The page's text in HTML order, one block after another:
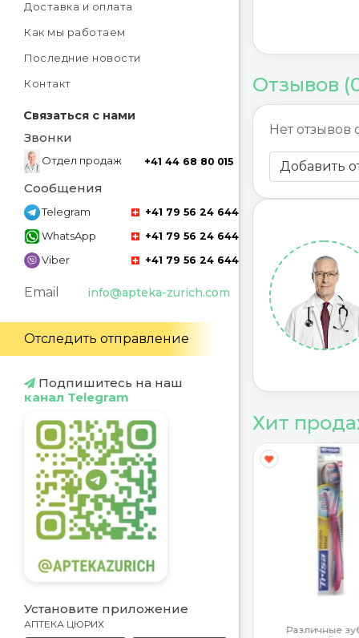
Доставка и оплата
Как мы работаем
Последние новости
Контакт
Связаться с нами
Звонки
Отдел продаж +41 44 68 80 015
Сообщения
Telegram +41 79 56 24 644
WhatsApp +41 79 56 24 644
Viber +41 79 56 24 644
Email info@apteka-zurich.com
Отследить отправление
Подпишитесь на наш
канал Telegram
Установите приложение
АПТЕКА ЦЮРИХ
Отзывов
Нет отзывов
Добавить
Хит
Y
Различные